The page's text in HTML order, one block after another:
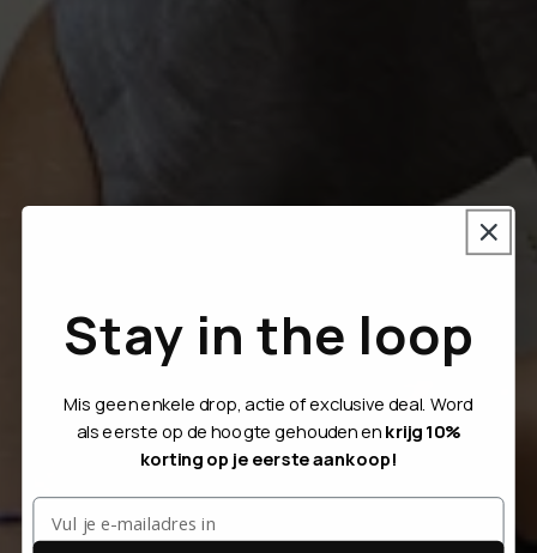
Stay in the loop
Mis geen enkele drop, actie of exclusive deal. Word
als eerste op de hoogte gehouden enkrijg 10%
korting op je eerste aankoop!